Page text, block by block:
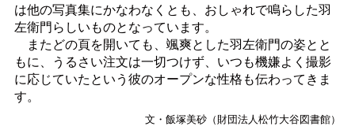
は他の写真集にかなわなくとも、おしゃれで鳴らした羽
左衛門らしいものとなっています。
またどの頁を開いても、颯爽とした羽左衛門の姿とと
もに、うるさい注文は一切つけず、いつも機嫌よく撮影
に応じていたという彼のオープンな性格も伝わってきま
す。
文・飯塚美砂（財団法人松竹大谷図書館）